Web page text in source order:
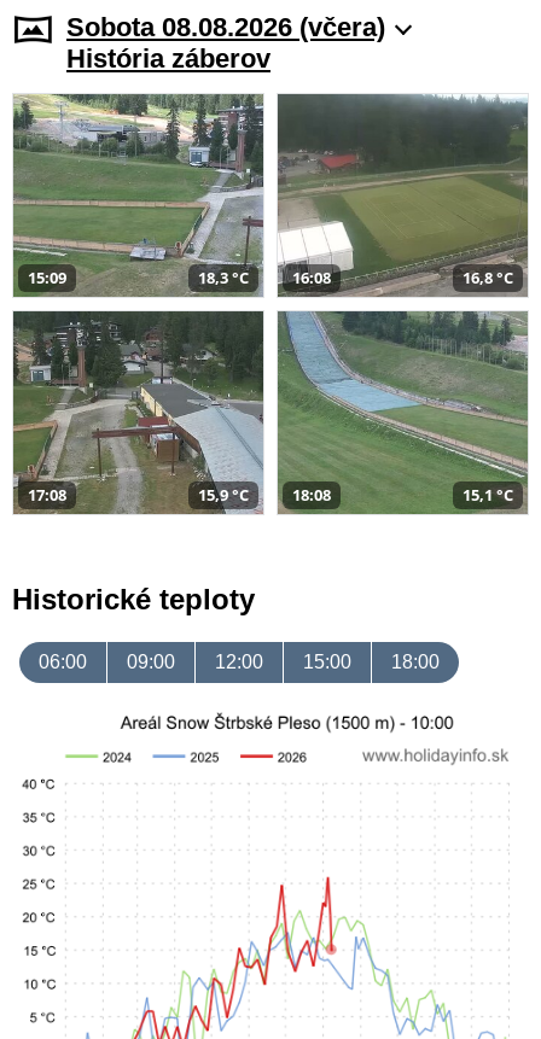
Sobota 08.08.2026 (včera)
História záberov
15:09 18,3 °C 16:08 16,8 °C
17:08 15,9 °C 18:08 15,1 °C
Historické teploty
06:00 09:00 12:00 15:00 18:00